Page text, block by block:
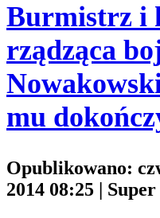
Burmistrz i
rządząca
mu
Opublikowano:
2014 08:25 |